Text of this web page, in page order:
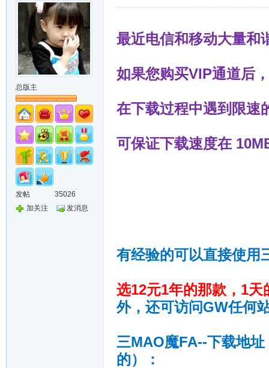
总版主
发帖
35026
加关注
发消息
最近电信和移动大量
如果您购买VIP通道后，
在下载过程中遇到限速
可保证下载速度在
有经验的可以直接使用
选12元1年的那款，1天
外，还可访问GW任何
三MAO魔FA--下载地
的）：